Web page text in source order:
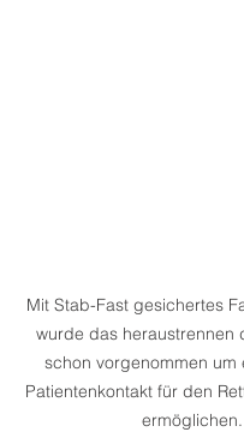
Mit Stab-Fast gesichertes
wurde das heraustrennen
schon vorgenommen um
Patientenkontakt für den
ermöglichen.